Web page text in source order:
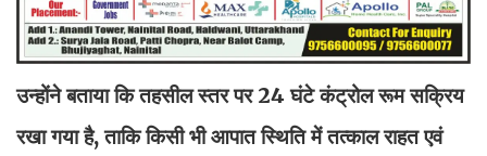
उन्होंने बताया कि तहसील स्तर पर 24 घंटे कंट्रोल रूम सक्रिय
रखा गया है, ताकि किसी भी आपात स्थिति में तत्काल राहत एवं